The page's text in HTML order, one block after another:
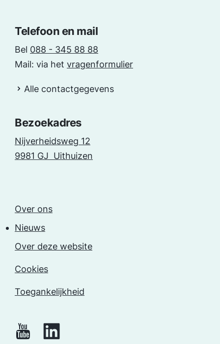
Telefoon en mail
Bel 088 - 345 88 88
Mail: via het vragenformulier
Alle contactgegevens
Bezoekadres
Nijverheidsweg 12
9981 GJ Uithuizen
Over ons
Nieuws
Over deze website
Cookies
Toegankelijkheid